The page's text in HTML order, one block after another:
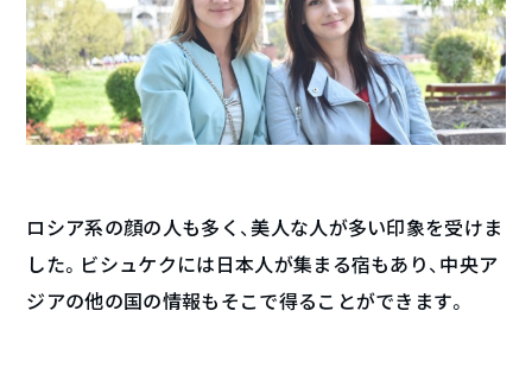
ロシア系の顔の人も多く、美人な人が多い印象を受けま
した。ビシュケクには日本人が集まる宿もあり、中央ア
ジアの他の国の情報もそこで得ることができます。